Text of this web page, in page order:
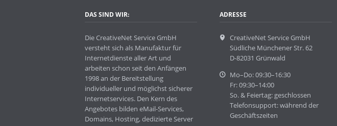
DAS SIND WIR:
Die CreativeNet Service GmbH
versteht sich als Manufaktur für
Internetdienste aller Art und
arbeiten schon seit den Anfängen
1998 an der Bereitstellung
individueller und möglichst sicherer
Internetservices. Den Kern des
Angebotes bilden eMail-Services,
Domains, Hosting, dedizierte Server
ADRESSE
CreativeNet Service GmbH
Südliche Münchener Str. 62
D-82031 Grünwald
Mo–Do: 09:30–16:30
Fr: 09:30–14:00
So. & Feiertag: geschlossen
Telefonsupport: während der
Geschäftszeiten